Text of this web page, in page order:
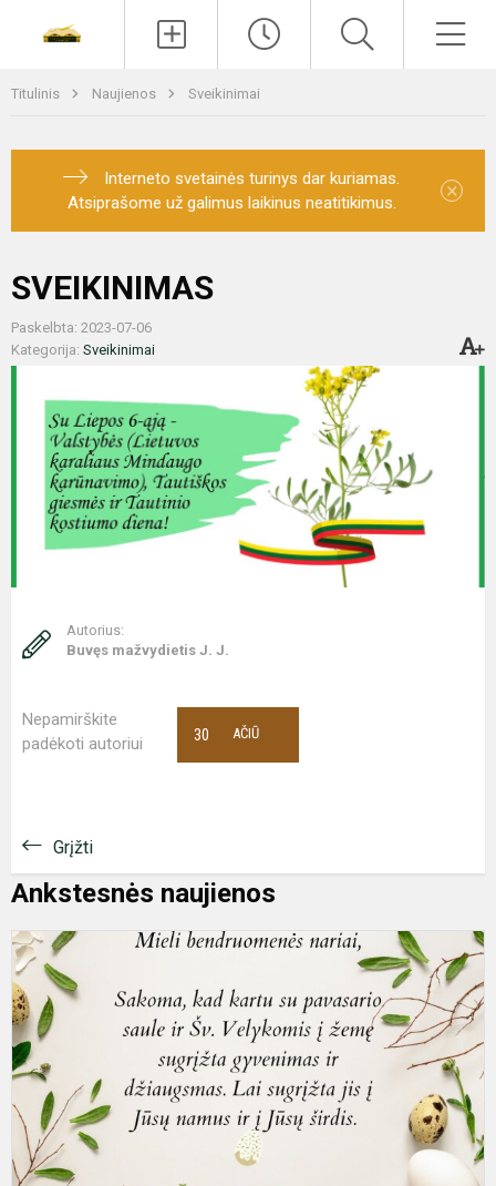
Titulinis Naujienos Sveikinimai
Interneto svetainės turinys dar kuriamas.
Atsiprašome už galimus laikinus neatitikimus.
×
SVEIKINIMAS
Paskelbta: 2023-07-06
Kategorija: Sveikinimai
Autorius:
Buvęs mažvydietis J. J.
Nepamirškite
padėkoti autoriui
AČIŪ
30
Grįžti
Ankstesnės naujienos